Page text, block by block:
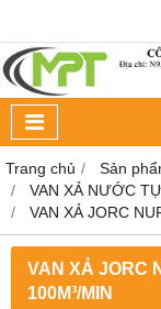
Trang chủ
Sản
VAN XẢ NƯỚC
VAN XẢ JORC
VAN XẢ JORC
100M³/MIN